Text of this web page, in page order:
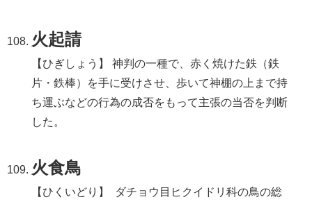
火起請
【ひぎしょう】 神判の一種で、赤く焼けた鉄（鉄
片・鉄棒）を手に受けさせ、歩いて神棚の上まで持
ち運ぶなどの行為の成否をもって主張の当否を判断
した。
火食鳥
【ひくいどり】 ダチョウ目ヒクイドリ科の鳥の総